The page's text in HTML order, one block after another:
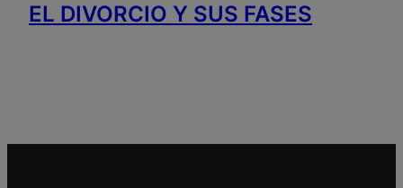
EL DIVORCIO Y SUS FASES